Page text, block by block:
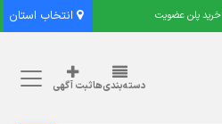
انتخاب استان خرید پلن عضویت
دسته‌بندی‌هاثبت آگهی